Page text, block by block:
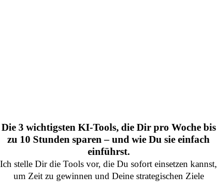
Die 3 wichtigsten KI-Tools, die Dir pro Woche bis
zu 10 Stunden sparen – und wie Du sie einfach
einführst.
Ich stelle Dir die Tools vor, die Du sofort einsetzen kannst,
um Zeit zu gewinnen und Deine strategischen Ziele